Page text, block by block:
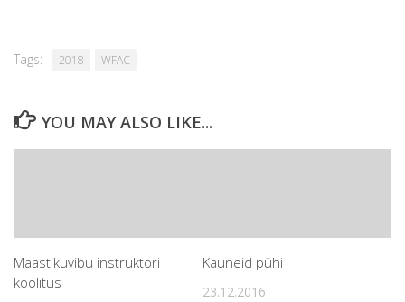
Tags: 2018 WFAC
YOU MAY ALSO LIKE...
Maastikuvibu instruktori
koolitus
Kauneid pühi
23.12.2016